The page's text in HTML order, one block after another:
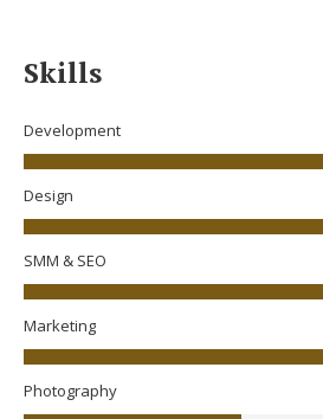
Skills
Development
Design
SMM & SEO
Marketing
Photography